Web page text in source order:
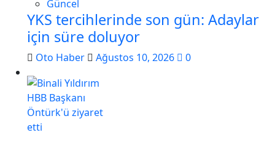
Güncel
YKS tercihlerinde son gün: Adaylar
için süre doluyor
Oto Haber Ağustos 10, 2026 0